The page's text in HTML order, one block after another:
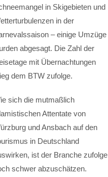
in Skigebieten und
in der
– einige Umzüge
abgesagt. Die Zahl der
mit Übernachtungen
dem BTW zufolge.
sich die mutmaßlich
Attentate von
und Ansbach auf den
in Deutschland
ist der Branche zufolge
schwer abzuschätzen.